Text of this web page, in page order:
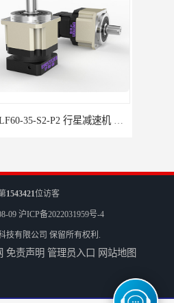
减速机 伺服减速机 步进减速机
PLF60-16-S2-P2 行星减速机 伺服减速机 步进减速机
1543421位访客
09 沪ICP备2022031959号-4
技有限公司 保留所有权利.
免责声明 管理员入口 网站地图